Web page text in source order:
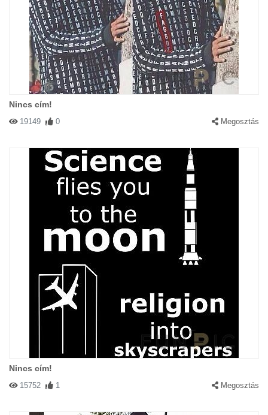
Nincs cím!
19149 0 Megosztás
Nincs cím!
15752 1 Megosztás